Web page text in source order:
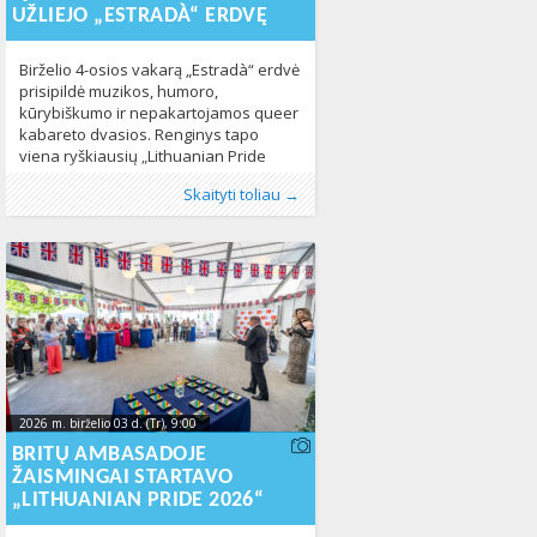
UŽLIEJO „ESTRADÀ“ ERDVĘ
Birželio 4-osios vakarą „Estradà“ erdvė
prisipildė muzikos, humoro,
kūrybiškumo ir nepakartojamos queer
kabareto dvasios. Renginys tapo
viena ryškiausių „Lithuanian Pride
2026“ programos dalių, subūrusia
bendruomenės narius, sąjungininkus
ir visus, norinčius kartu švęsti įvairovę
bei queer kultūrą. Vakaro metu
žiūrovai mėgavosi išskirtiniu LaDiva
Live (Belgija) pasirodymu, kuris kūrė
jaukią, įtraukią ir laisvą atmosferą.
Queer kabaretas tapo
Skaityti toliau →
Publikavo:Aliona, LGL
Kategorijos:Fotogalerija,Naujienos248
2026 m. birželio 03 d. (Tr), 9:00
2026-06-
03T09:46:52+00:00
BRITŲ AMBASADOJE
ŽAISMINGAI STARTAVO
„LITHUANIAN PRIDE 2026“